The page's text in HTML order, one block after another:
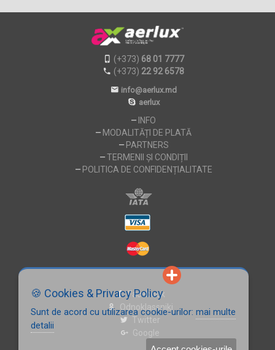
(+373) 68 01 7777
(+373) 22 92 6578
info@aerlux.md
aerlux
INFO
MODALITĂȚI DE PLATĂ
PARTNERS
TERMENII ȘI CONDIȚII
POLITICA DE CONFIDENȚIALITATE
Facebook
Odnoklassniki
Twitter
Google
🍪 Cookies & Privacy Policy
Sunt de acord cu utilizarea cookie-urilor: mai multe
detalii